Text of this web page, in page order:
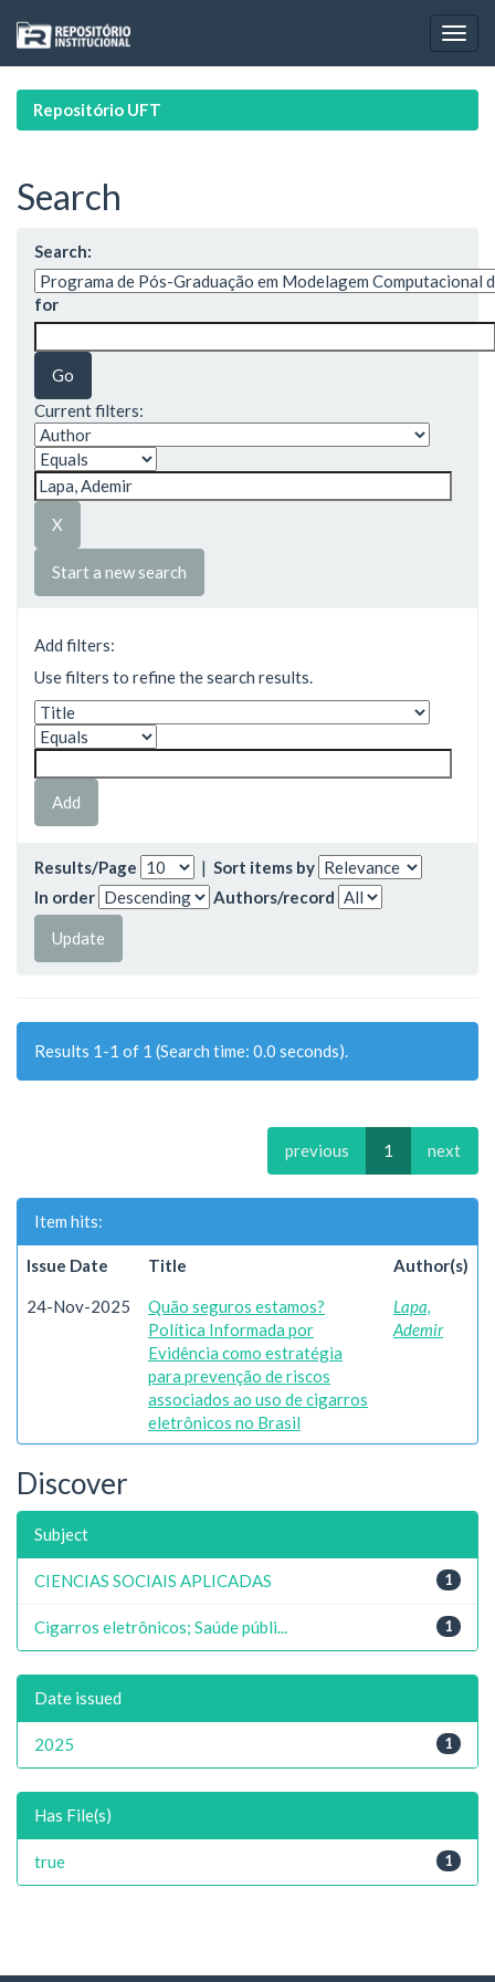
navigation
Repositório UFT
Search
Search:
for
Current filters:
Start a new search
Add filters:
Use filters to refine the search results.
Results/Page | Sort items by
In order
Authors/record
Results 1-1 of 1 (Search time: 0.0 seconds).
previous 1 next
Item hits:
Issue Date Title Author(s)
24-Nov-2025
Quão seguros estamos?
Política Informada por
Evidência como estratégia
para prevenção de riscos
associados ao uso de cigarros
eletrônicos no Brasil
Lapa,
Ademir
Discover
Subject
1
CIENCIAS SOCIAIS APLICADAS
1
Cigarros eletrônicos; Saúde públi...
Date issued
1
2025
Has File(s)
1
true